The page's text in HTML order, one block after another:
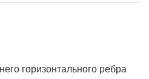
горизонтального ребра